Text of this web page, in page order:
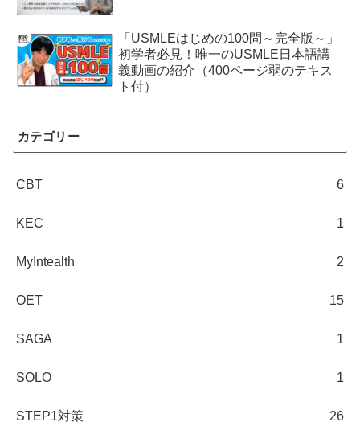
「USMLEはじめの100問～完全版～」
初学者必見！唯一のUSMLE日本語講
義動画の紹介（400ページ弱のテキス
ト付）
カテゴリー
CBT 6
KEC 1
MyIntealth 2
OET 15
SAGA 1
SOLO 1
STEP1対策 26